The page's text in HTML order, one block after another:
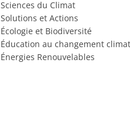
Sciences du Climat
Solutions et Actions
Écologie et Biodiversité
Éducation au changement
Énergies Renouvelables